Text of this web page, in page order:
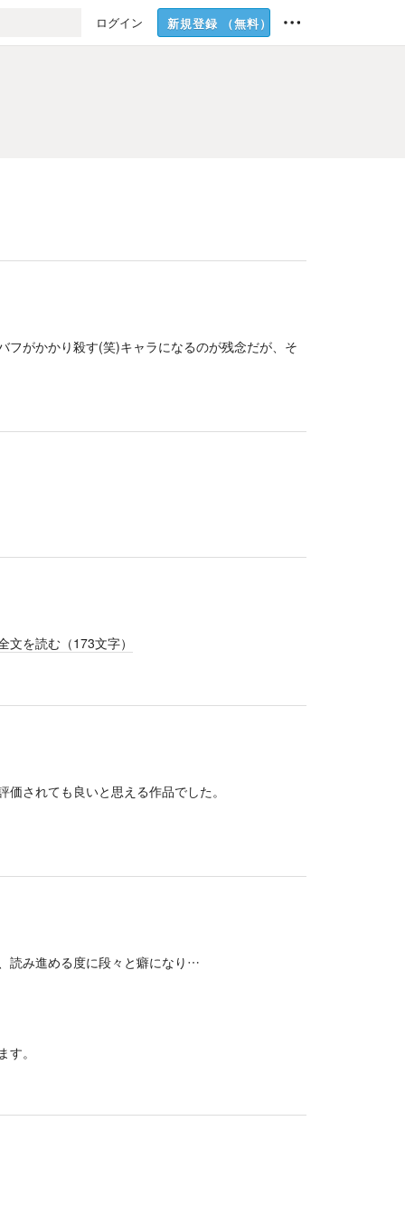
ログイン 新規登録 （無料）
フがかかり殺す(笑)キャラになるのが残念だが、そ
文を読む（173文字）
されても良いと思える作品でした。
読み進める度に段々と癖になり…
。